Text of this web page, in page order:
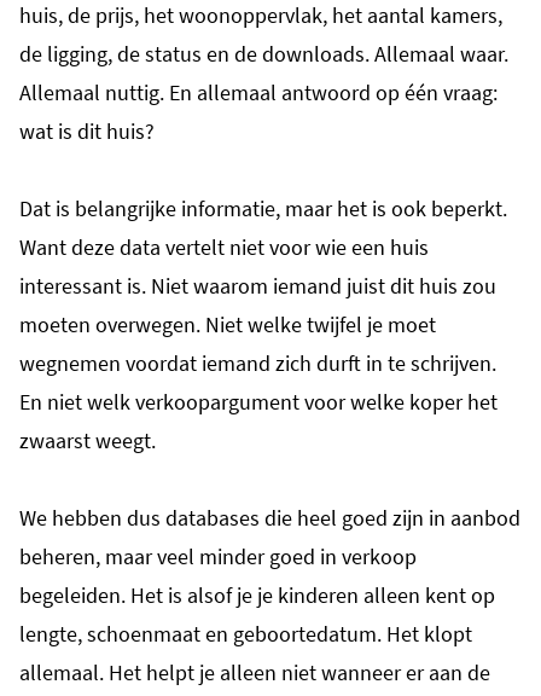
huis, de prijs, het woonoppervlak, het aantal kamers,
de ligging, de status en de downloads. Allemaal waar.
Allemaal nuttig. En allemaal antwoord op één vraag:
wat is dit huis?
Dat is belangrijke informatie, maar het is ook beperkt.
Want deze data vertelt niet voor wie een huis
interessant is. Niet waarom iemand juist dit huis zou
moeten overwegen. Niet welke twijfel je moet
wegnemen voordat iemand zich durft in te schrijven.
En niet welk verkoopargument voor welke koper het
zwaarst weegt.
We hebben dus databases die heel goed zijn in aanbod
beheren, maar veel minder goed in verkoop
begeleiden. Het is alsof je je kinderen alleen kent op
lengte, schoenmaat en geboortedatum. Het klopt
allemaal. Het helpt je alleen niet wanneer er aan de